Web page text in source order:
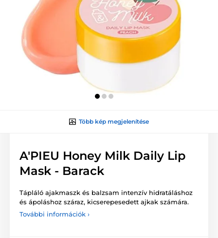
Több kép megjelenítése
A'PIEU Honey Milk Daily Lip
Mask - Barack
Tápláló ajakmaszk és balzsam intenzív hidratáláshoz
és ápoláshoz száraz, kicserepesedett ajkak számára.
További információk ›